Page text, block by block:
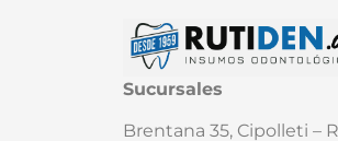
Sucursales
Brentana 35, Cipolleti –